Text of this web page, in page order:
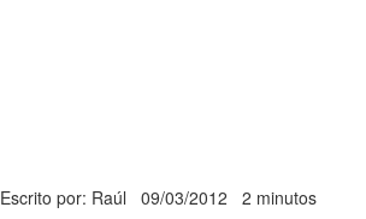
Escrito por: Raúl 09/03/2012 2 minutos